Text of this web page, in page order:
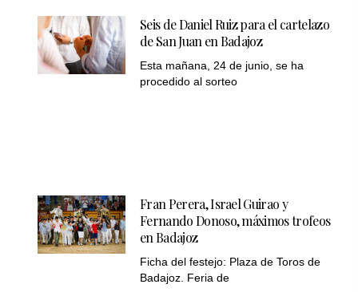
Seis de Daniel Ruiz para el cartelazo
de San Juan en Badajoz
Esta mañana, 24 de junio, se ha
procedido al sorteo
Fran Perera, Israel Guirao y
Fernando Donoso, máximos trofeos
en Badajoz
Ficha del festejo: Plaza de Toros de
Badajoz. Feria de